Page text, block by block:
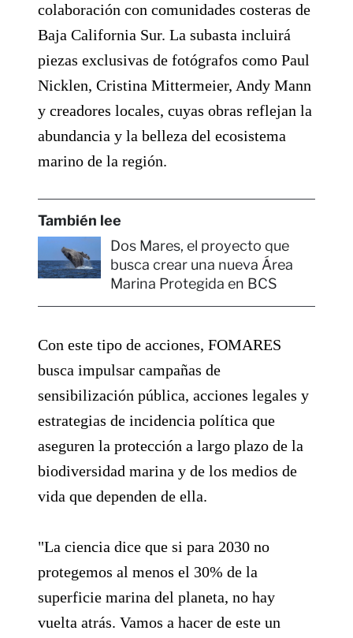
colaboración con comunidades costeras de
Baja California Sur. La subasta incluirá
piezas exclusivas de fotógrafos como Paul
Nicklen, Cristina Mittermeier, Andy Mann
y creadores locales, cuyas obras reflejan la
abundancia y la belleza del ecosistema
marino de la región.
También lee
Dos Mares, el proyecto que
busca crear una nueva Área
Marina Protegida en BCS
Con este tipo de acciones, FOMARES
busca impulsar campañas de
sensibilización pública, acciones legales y
estrategias de incidencia política que
aseguren la protección a largo plazo de la
biodiversidad marina y de los medios de
vida que dependen de ella.
"La ciencia dice que si para 2030 no
protegemos al menos el 30% de la
superficie marina del planeta, no hay
vuelta atrás. Vamos a hacer de este un